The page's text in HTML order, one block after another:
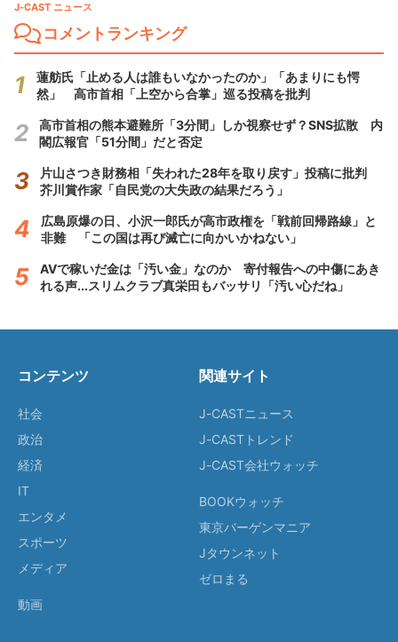
J-CAST ニュース
コメントランキング
蓮舫氏「止める人は誰もいなかったのか」「あまりにも愕
然」 高市首相「上空から合掌」巡る投稿を批判
高市首相の熊本避難所「3分間」しか視察せず？SNS拡散 内
閣広報官「51分間」だと否定
片山さつき財務相「失われた28年を取り戻す」投稿に批判
芥川賞作家「自民党の大失政の結果だろう」
広島原爆の日、小沢一郎氏が高市政権を「戦前回帰路線」と
非難 「この国は再び滅亡に向かいかねない」
AVで稼いだ金は「汚い金」なのか 寄付報告への中傷にあき
れる声...スリムクラブ真栄田もバッサリ「汚い心だね」
コンテンツ
社会
政治
経済
IT
エンタメ
スポーツ
メディア
動画
関連サイト
J-CASTニュース
J-CASTトレンド
J-CAST会社ウォッチ
BOOKウォッチ
東京バーゲンマニア
Jタウンネット
ゼロまる